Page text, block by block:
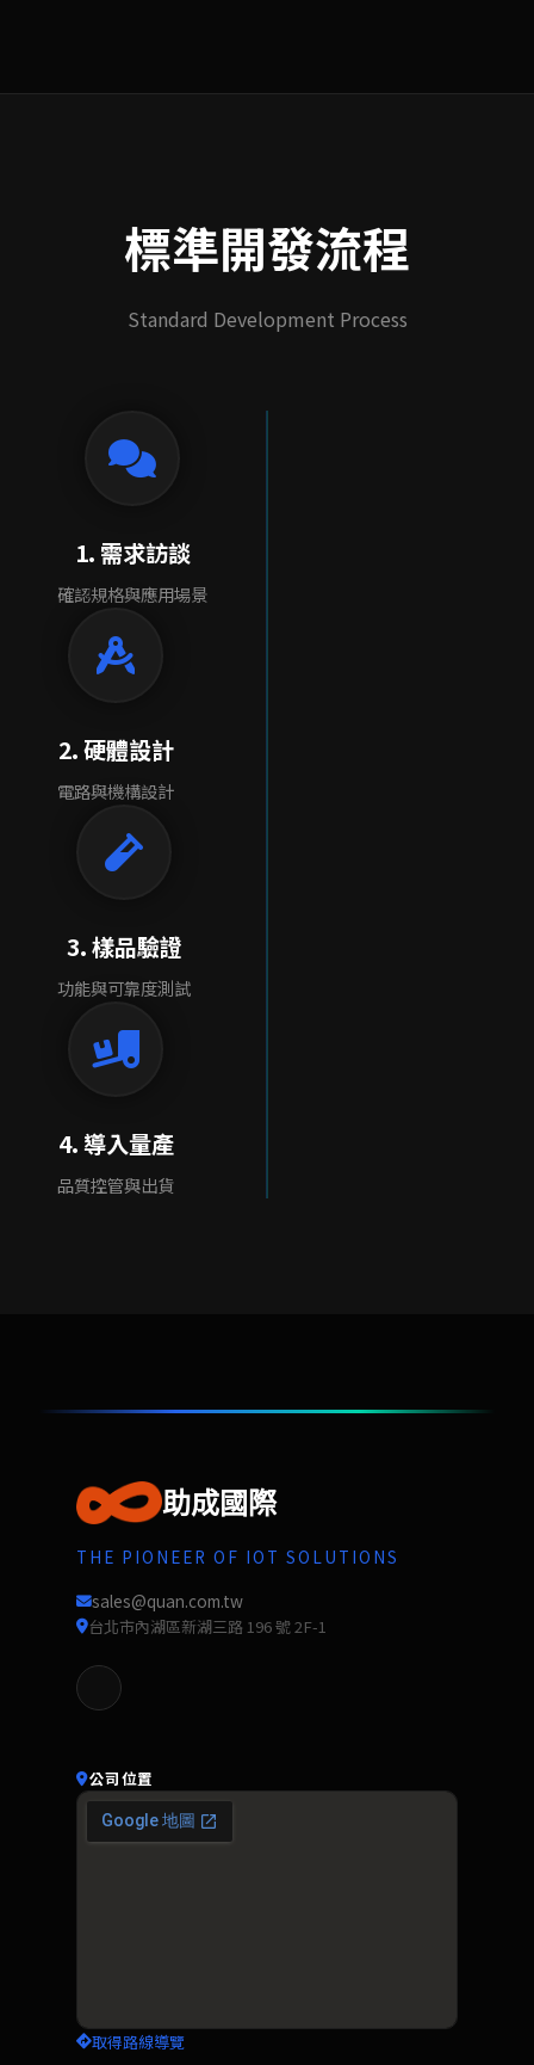
標準開發流程
Standard Development Process
1. 需求訪談
確認規格與應用場景
2. 硬體設計
電路與機構設計
3. 樣品驗證
功能與可靠度測試
4. 導入量產
品質控管與出貨
助成國際
THE PIONEER OF IOT SOLUTIONS
sales@quan.com.tw
台北市內湖區新湖三路 196 號 2F-1
公司位置
取得路線導覽